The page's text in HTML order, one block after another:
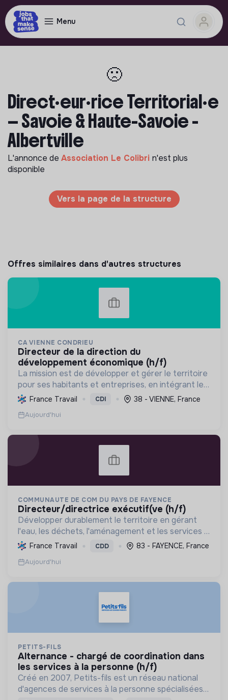
Menu
🙁
Direct·eur·rice Territorial·e
— Savoie & Haute-Savoie -
Albertville
L'annonce de Association Le Colibri n'est plus
disponible
Vers la page de la structure
Offres similaires dans d'autres structures
CA VIENNE CONDRIEU
directeur de la direction du
développement économique (h/f)
La mission est de développer et gérer le territoire
pour ses habitants et entreprises, en intégrant le
développement économique, l'environnement et
l'action sociale, avec un fort engagement pour la
tr...
France Travail CDI 38 - VIENNE, France
Aujourd'hui
COMMUNAUTE DE COM DU PAYS DE FAYENCE
directeur/directrice exécutif(ve (h/f)
Développer durablement le territoire en gérant
l'eau, les déchets, l'aménagement et les services à
la population, tout en protégeant l'environnement
et promouvant la transition écologique et sociale.
France Travail CDD 83 - FAYENCE, France
Aujourd'hui
PETITS-FILS
alternance - chargé de coordination dans
les services à la personne (h/f)
Créé en 2007, Petits-fils est un réseau national
d'agences de services à la personne spécialisées